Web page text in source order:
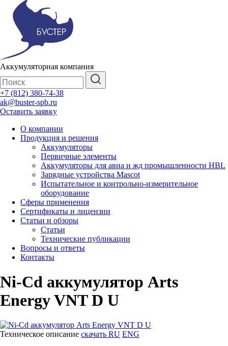
Аккумуляторная компания
+7 (812) 380-74-38
ak@buster-spb.ru
Оставить заявку
О компании
Продукция и решения
Аккумуляторы
Первичные элементы
Аккумуляторы для авиа и жд промышленности HBL
Зарядные устройства Mascot
Испытательное и контрольно-измерительное
оборудование
Сферы применения
Сертификаты и лицензии
Статьи и обзоры
Статьи
Технические публикации
Вопросы и ответы
Контакты
Ni-Cd аккумулятор Arts
Energy VNT D U
Техническое описание скачать RU ENG